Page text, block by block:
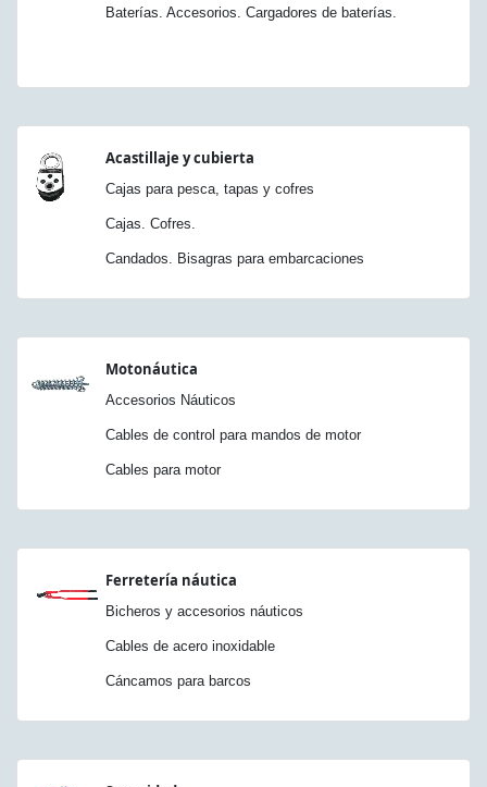
Baterías. Accesorios. Cargadores de baterías.
Acastillaje y cubierta
Cajas para pesca, tapas y cofres
Cajas. Cofres.
Candados. Bisagras para embarcaciones
Motonáutica
Accesorios Náuticos
Cables de control para mandos de motor
Cables para motor
Ferretería náutica
Bicheros y accesorios náuticos
Cables de acero inoxidable
Cáncamos para barcos